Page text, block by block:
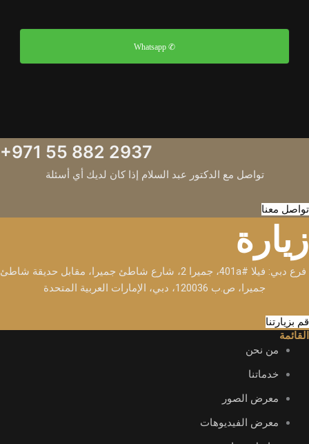
✆ Whatsapp
+971 55 882 2937
تواصل مع الدكتور عبد السلام إذا كان لديك أي أسئلة
تواصل معنا
زيارة
فرع دبي: فيلا #401a، جميرا 2، شارع شاطئ جميرا، مقابل حديقة شاطئ
جميرا، ص.ب 120036، دبي، الإمارات العربية المتحدة
قم بزيارتنا
القائمة
من نحن
خدماتنا
معرض الصور
معرض الفيديوهات